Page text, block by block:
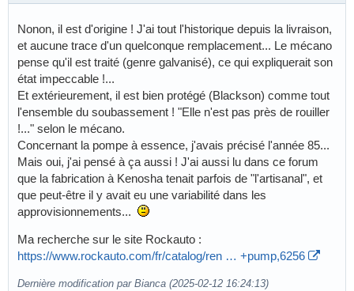
Nonon, il est d'origine ! J'ai tout l'historique depuis la livraison,
et aucune trace d'un quelconque remplacement... Le mécano
pense qu'il est traité (genre galvanisé), ce qui expliquerait son
état impeccable !...
Et extérieurement, il est bien protégé (Blackson) comme tout
l'ensemble du soubassement ! "Elle n'est pas près de rouiller
!..." selon le mécano.
Concernant la pompe à essence, j'avais précisé l'année 85...
Mais oui, j'ai pensé à ça aussi ! J'ai aussi lu dans ce forum
que la fabrication à Kenosha tenait parfois de "l'artisanal", et
que peut-être il y avait eu une variabilité dans les
approvisionnements...
Ma recherche sur le site Rockauto :
https://www.rockauto.com/fr/catalog/ren … +pump,6256
Dernière modification par Bianca (2025-02-12 16:24:13)